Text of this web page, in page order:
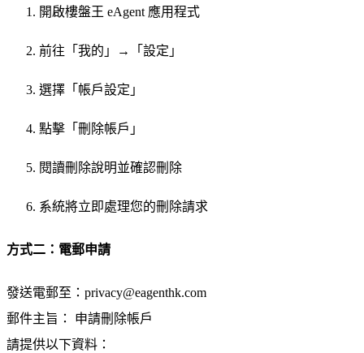
開啟樓盤王 eAgent 應用程式
前往「我的」→「設定」
選擇「帳戶設定」
點擊「刪除帳戶」
閱讀刪除說明並確認刪除
系統將立即處理您的刪除請求
方式二：電郵申請
發送電郵至： privacy@eagenthk.com
郵件主旨：
申請刪除帳戶
請提供以下資料：